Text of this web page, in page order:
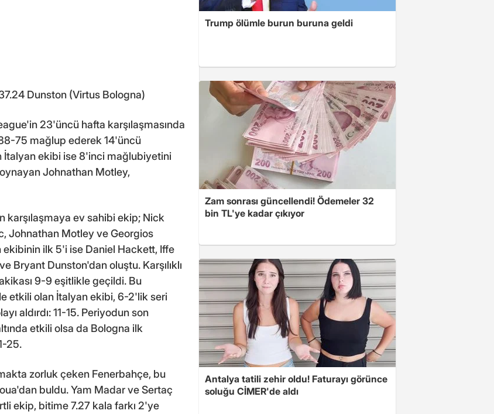
Dunston (Virtus Bologna)
23'üncü hafta karşılaşmasında
75 mağlup ederek 14'üncü
İtalyan ekibi ise 8'inci mağlubiyetini
Johnathan Motley,
karşılaşmaya ev sahibi ekip; Nick
Johnathan Motley ve Georgios
ilk 5'i ise Daniel Hackett, Iffe
Bryant Dunston'dan oluştu. Karşılıklı
9-9 eşitlikle geçildi. Bu
etkili olan İtalyan ekibi, 6-2'lik seri
aldırdı: 11-15. Periyodun son
etkili olsa da Bologna ilk
25.
zorluk çeken Fenerbahçe, bu
buldu. Yam Madar ve Sertaç
ekip, bitime 7.27 kala farkı 2'ye
Trump ölümle burun buruna geldi
Zam sonrası güncellendi! Ödemeler 32
bin TL'ye kadar çıkıyor
Antalya tatili zehir oldu! Faturayı görünce
soluğu CİMER'de aldı